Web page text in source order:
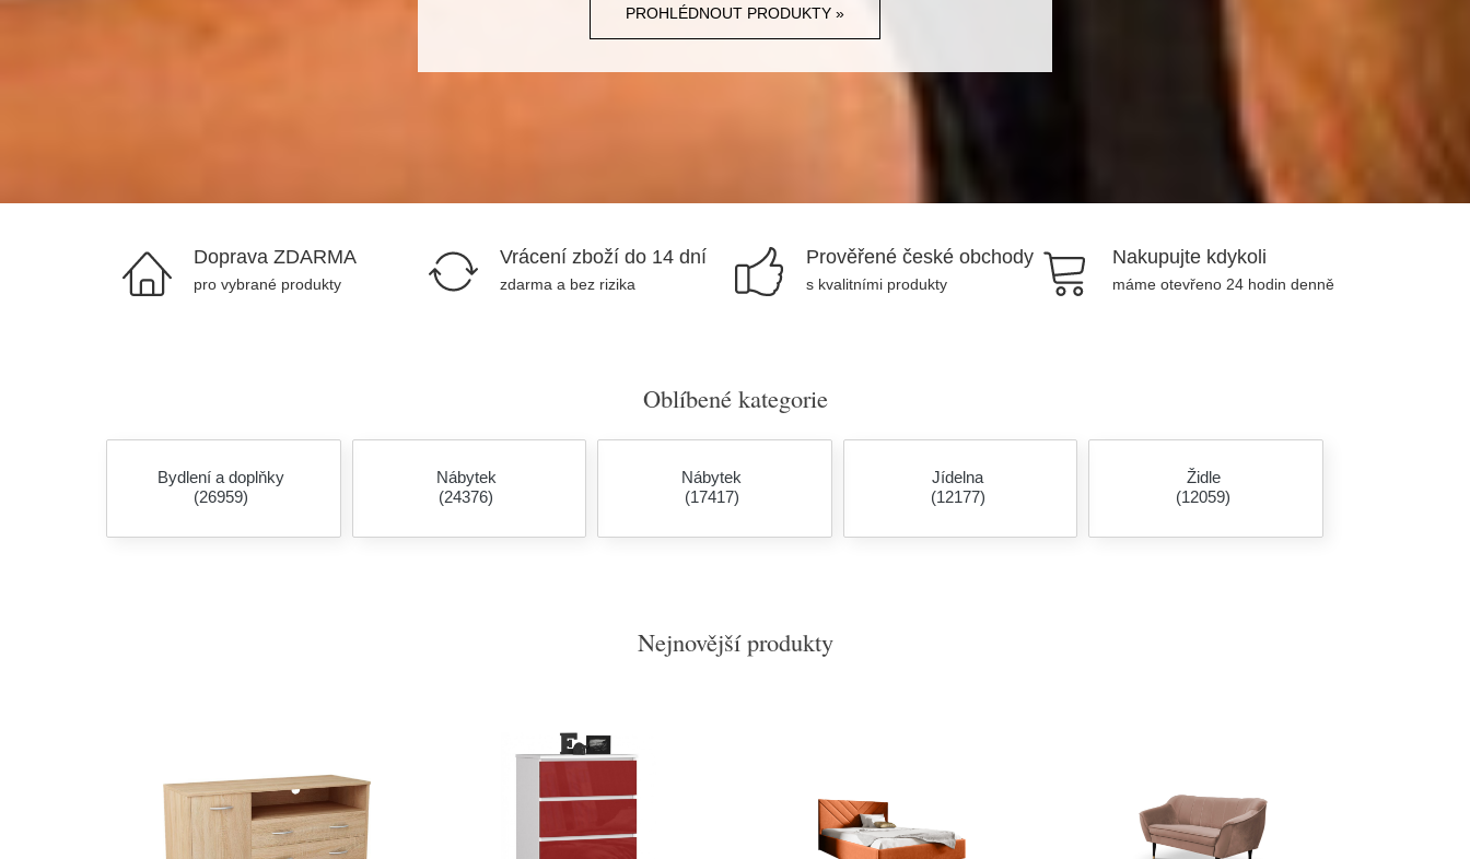
PROHLÉDNOUT PRODUKTY »
Doprava ZDARMA
pro vybrané produkty
Vrácení zboží do 14 dní
zdarma a bez rizika
Prověřené české obchody
s kvalitními produkty
Nakupujte kdykoli
máme otevřeno 24 hodin denně
Oblíbené kategorie
Bydlení a doplňky
(26959)
Nábytek
(24376)
Nábytek
(17417)
Jídelna
(12177)
Židle
(12059)
Nejnovější produkty